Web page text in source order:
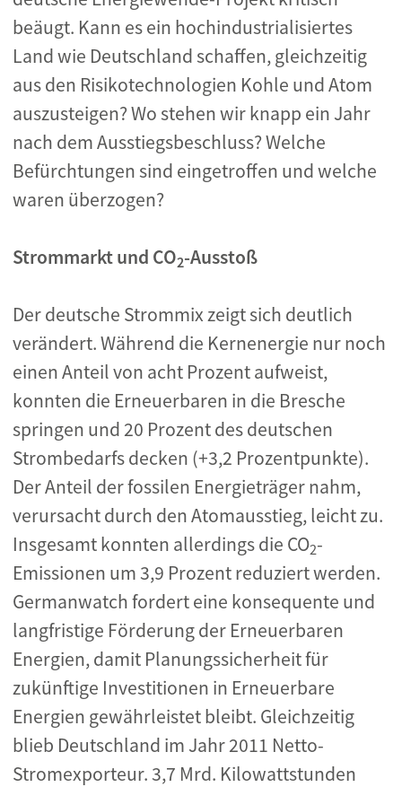
beäugt. Kann es ein hochindustrialisiertes
Land wie Deutschland schaffen, gleichzeitig
aus den Risikotechnologien Kohle und Atom
auszusteigen? Wo stehen wir knapp ein Jahr
nach dem Ausstiegsbeschluss? Welche
Befürchtungen sind eingetroffen und welche
waren überzogen?
Strommarkt und CO2-Ausstoß
Der deutsche Strommix zeigt sich deutlich
verändert. Während die Kernenergie nur noch
einen Anteil von acht Prozent aufweist,
konnten die Erneuerbaren in die Bresche
springen und 20 Prozent des deutschen
Strombedarfs decken (+3,2 Prozentpunkte).
Der Anteil der fossilen Energieträger nahm,
verursacht durch den Atomausstieg, leicht zu.
Insgesamt konnten allerdings die CO2-
Emissionen um 3,9 Prozent reduziert werden.
Germanwatch fordert eine konsequente und
langfristige Förderung der Erneuerbaren
Energien, damit Planungssicherheit für
zukünftige Investitionen in Erneuerbare
Energien gewährleistet bleibt. Gleichzeitig
blieb Deutschland im Jahr 2011 Netto-
Stromexporteur. 3,7 Mrd. Kilowattstunden